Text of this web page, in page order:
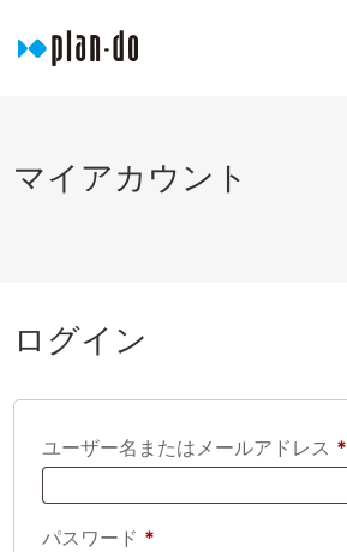
マイアカウント
ログイン
ユーザー名またはメールアドレス *
パスワード *